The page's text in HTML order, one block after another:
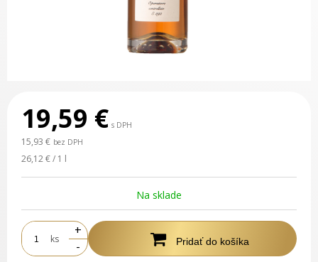
19,59 € s DPH
15,93 € bez DPH
26,12 € / 1 l
Na sklade
ks
+
-
Pridať do košíka